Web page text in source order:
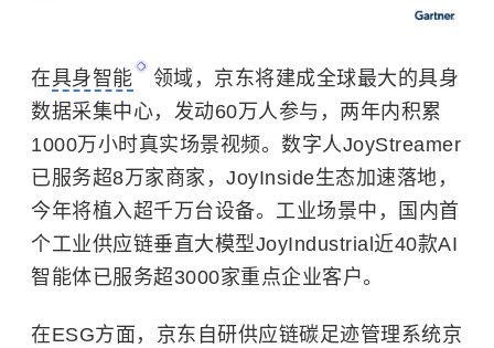
在具身智能
领域，京东将建成全球最大的具身
数据采集中心，发动60万人参与，两年内积累
1000万小时真实场景视频。数字人JoyStreamer
已服务超8万家商家，JoyInside生态加速落地，
今年将植入超千万台设备。工业场景中，国内首
个工业供应链垂直大模型JoyIndustrial近40款AI
智能体已服务超3000家重点企业客户。
在ESG方面，京东自研供应链碳足迹管理系统京